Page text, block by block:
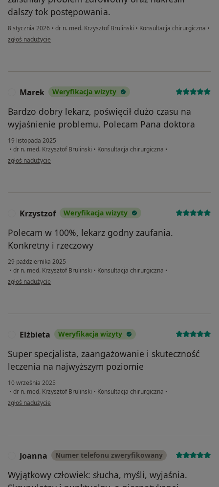
dalszy tok postępowania.
8 stycznia 2026 • dr n. med. Krzysztof Brulinski • Konsultacja chirurgiczna •
w opinii użytkownika Barbara
zgłoś nadużycie
Marek Weryfikacja wizyty
Bardzo dobry lekarz, poświęcił dużo czasu na
wyjaśnienie problemu. Polecam Pana doktora
19 listopada 2025
• dr n. med. Krzysztof Brulinski • Konsultacja chirurgiczna •
w opinii użytkownika Marek
zgłoś nadużycie
Krzystzof Weryfikacja wizyty
Polecam w 100%, lekarz godny zaufania.
Konkretny i rzeczowy
29 października 2025
• dr n. med. Krzysztof Brulinski • Konsultacja chirurgiczna •
w opinii użytkownika Krzystzof
zgłoś nadużycie
Elżbieta Weryfikacja wizyty
Super specjalista, zaangażowanie i skuteczność
leczenia na najwyższym poziomie
10 września 2025
• dr n. med. Krzysztof Brulinski • Konsultacja chirurgiczna •
w opinii użytkownika Elżbieta
zgłoś nadużycie
Joanna Numer telefonu zweryfikowany
Wyjątkowy człowiek: słucha, myśli, wyjaśnia.